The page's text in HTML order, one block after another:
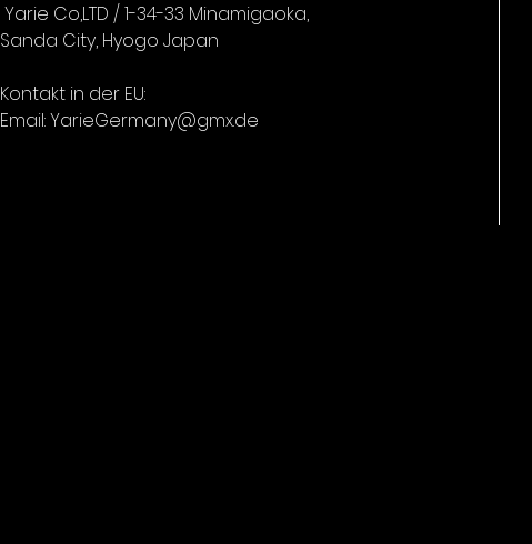
Yarie Co,LTD / 1-34-33 Minamigaoka,
Sanda City, Hyogo Japan
Kontakt in der EU:
Email: YarieGermany@gmx.de